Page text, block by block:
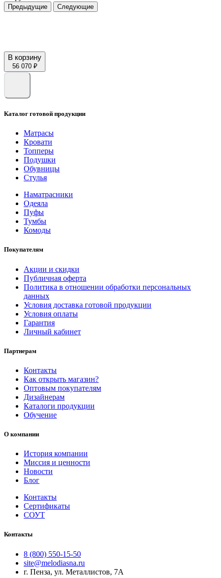
Предыдущие Следующие
В корзину
56 070 ₽
Каталог готовой продукции
Матрасы
Кровати
Топперы
Подушки
Обувницы
Стулья
Наматрасники
Одеяла
Пуфы
Тумбы
Комоды
Покупателям
Акции и скидки
Публичная оферта
Политика в отношении обработки персональных
данных
Условия доставка готовой продукции
Условия оплаты
Гарантия
Личный кабинет
Партнерам
Контакты
Как открыть магазин?
Оптовым покупателям
Дизайнерам
Каталоги продукции
Обучение
О компании
История компании
Миссия и ценности
Новости
Блог
Контакты
Сертификаты
СОУТ
Контакты
8 (800) 550-15-50
site@melodiasna.ru
г. Пенза, ул. Металлистов, 7А